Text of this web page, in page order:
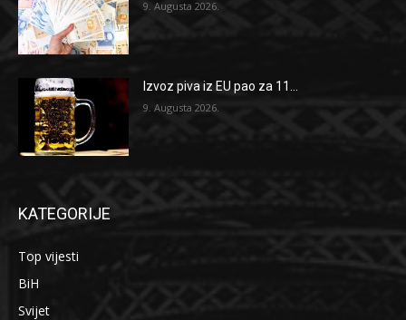
9. Augusta 2026.
Izvoz piva iz EU pao za 11...
9. Augusta 2026.
KATEGORIJE
Top vijesti
BiH
Svijet